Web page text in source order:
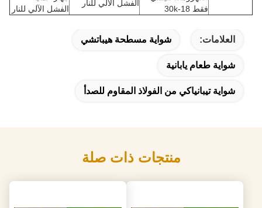
فقط 18-30k
الفشل الآلي للنار
الفشل الآلي للنار
العلامات: شواية مسطحة هيباتشي
شواية طعام يابانية
شواية تيبانياكي من الفولاذ المقاوم للصدأ
منتجات ذات صلة